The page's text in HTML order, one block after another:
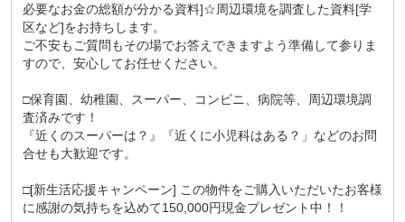
必要なお金の総額が分かる資料]☆周辺環境を調査した資料[学
区など]をお持ちします。
ご不安もご質問もその場でお答えできますよう準備して参りま
すので、安心してお任せください。
□保育園、幼稚園、スーパー、コンビニ、病院等、周辺環境調
査済みです！
『近くのスーパーは？』『近くに小児科はある？」などのお問
合せも大歓迎です。
□[新生活応援キャンペーン] この物件をご購入いただいたお客様
に感謝の気持ちを込めて150,000円現金プレゼント中！！